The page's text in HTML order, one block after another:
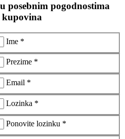
posebnim pogodnostima
kupovina
Ime *
Prezime *
Email *
Lozinka *
Ponovite lozinku *